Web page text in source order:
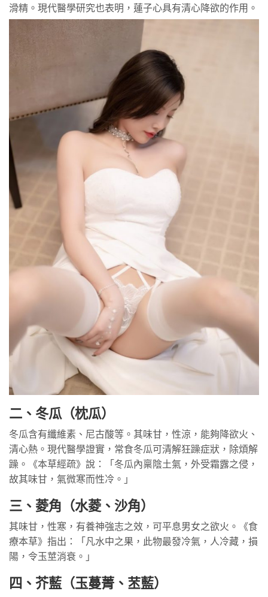
滑精。現代醫學研究也表明，蓮子心具有清心降欲的作用。
二、冬瓜（枕瓜）
冬瓜含有纖維素、尼古酸等。其味甘，性涼，能夠降欲火、
清心熱。現代醫學證實，常食冬瓜可清解狂躁症狀，除煩解
躁。《本草經疏》說：「冬瓜內稟陰土氣，外受霜露之侵，
故其味甘，氣微寒而性冷。」
三、菱角（水菱、沙角）
其味甘，性寒，有養神強志之效，可平息男女之欲火。《食
療本草》指出：「凡水中之果，此物最發冷氣，人冷藏，損
陽，令玉莖消衰。」
四、芥藍（玉蔓菁、苤藍）